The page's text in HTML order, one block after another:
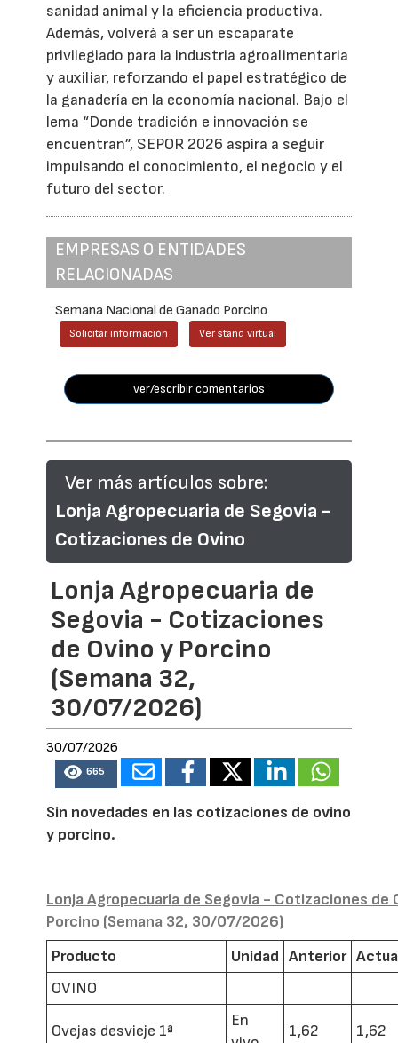
sanidad animal y la eficiencia productiva.
Además, volverá a ser un escaparate
privilegiado para la industria agroalimentaria
y auxiliar, reforzando el papel estratégico de
la ganadería en la economía nacional. Bajo el
lema “Donde tradición e innovación se
encuentran”, SEPOR 2026 aspira a seguir
impulsando el conocimiento, el negocio y el
futuro del sector.
EMPRESAS O ENTIDADES
RELACIONADAS
Semana Nacional de Ganado Porcino
Solicitar información Ver stand virtual
ver/escribir comentarios
Ver más artículos sobre:
Lonja Agropecuaria de Segovia -
Cotizaciones de Ovino
Lonja Agropecuaria de
Segovia - Cotizaciones
de Ovino y Porcino
(Semana 32,
30/07/2026)
30/07/2026
665
Sin novedades en las cotizaciones de ovino
y porcino.
Lonja Agropecuaria de Segovia - Cotizaciones de
Porcino (Semana 32, 30/07/2026)
Producto
Unidad Anterior
OVINO
Ovejas desvieje 1ª
En
1,62 1,62